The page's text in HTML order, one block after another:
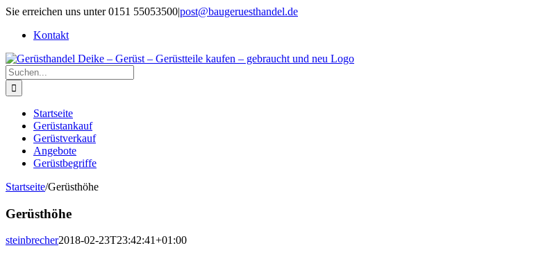
Zum
springen
Sie erreichen uns unter 0151 55053500|post@baugeruesthandel.de
Kontakt
Suche
nach:
Startseite
Gerüstankauf
Gerüstverkauf
Angebote
Gerüstbegriffe
Startseite/Gerüsthöhe
Gerüsthöhe
steinbrecher2018-02-23T23:42:41+01:00